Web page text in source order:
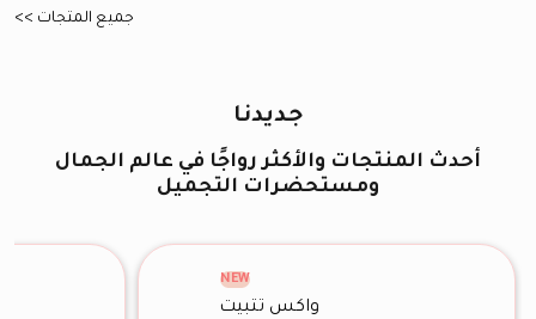
جميع المتجات >>
جديدنا
أحدث المنتجات والأكثر رواجًا في عالم الجمال
ومستحضرات التجميل
NEW
واكس تثبيت